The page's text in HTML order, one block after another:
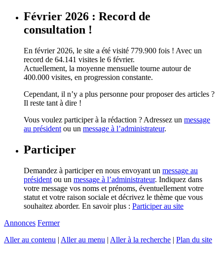
Février 2026 : Record de
consultation !
En février 2026, le site a été visité 779.900 fois ! Avec un
record de 64.141 visites le 6 février.
Actuellement, la moyenne mensuelle tourne autour de
400.000 visites, en progression constante.
Cependant, il n’y a plus personne pour proposer des articles ?
Il reste tant à dire !
Vous voulez participer à la rédaction ? Adressez un message
au président ou un message à l’administrateur.
Participer
Demandez à participer en nous envoyant un message au
président ou un message à l’administrateur. Indiquez dans
votre message vos noms et prénoms, éventuellement votre
statut et votre raison sociale et décrivez le thème que vous
souhaitez aborder. En savoir plus : Participer au site
Annonces Fermer
Aller au contenu | Aller au menu | Aller à la recherche | Plan du site